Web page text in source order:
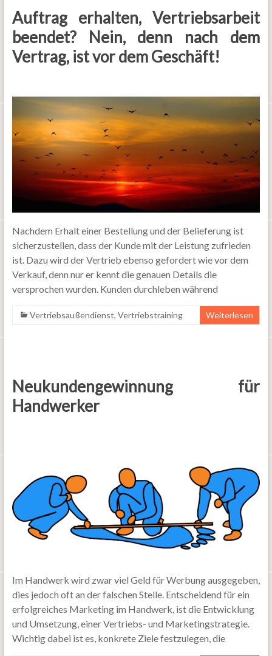
Auftrag erhalten, Vertriebsarbeit
beendet? Nein, denn nach dem
Vertrag, ist vor dem Geschäft!
Nachdem Erhalt einer Bestellung und der Belieferung ist
sicherzustellen, dass der Kunde mit der Leistung zufrieden
ist. Dazu wird der Vertrieb ebenso gefordert wie vor dem
Verkauf, denn nur er kennt die genauen Details die
versprochen wurden. Kunden durchleben während
Vertriebsaußendienst, Vertriebstraining Weiterlesen
Neukundengewinnung für
Handwerker
Im Handwerk wird zwar viel Geld für Werbung ausgegeben,
dies jedoch oft an der falschen Stelle. Entscheidend für ein
erfolgreiches Marketing im Handwerk, ist die Entwicklung
und Umsetzung, einer Vertriebs- und Marketingstrategie.
Wichtig dabei ist es, konkrete Ziele festzulegen, die